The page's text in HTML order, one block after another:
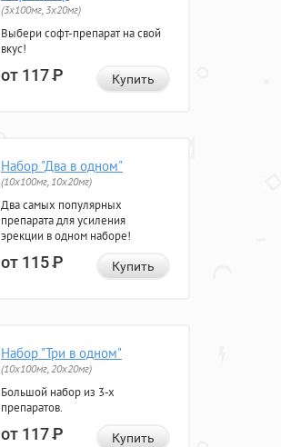
(3x100мг, 3x20мг)
Выбери софт-препарат на свой
вкус!
от 117Р Купить
Набор "Два в одном"
(10x100мг, 10x20мг)
Два самых популярных
препарата для усиления
эрекции в одном наборе!
от 115Р Купить
Набор "Три в одном"
(10x100мг, 20x20мг)
Большой набор из 3-х
препаратов.
от 117Р Купить